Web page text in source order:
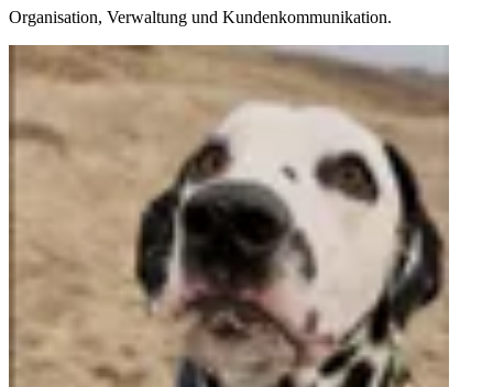
Organisation, Verwaltung und Kundenkommunikation.